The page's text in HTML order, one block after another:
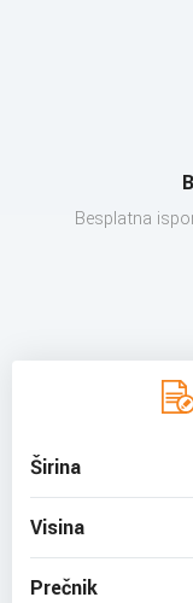
Besplatna
Širina
Visina
Prečnik